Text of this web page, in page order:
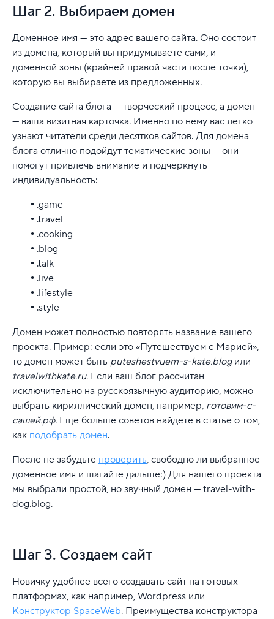
Шаг 2. Выбираем домен
Доменное имя — это адрес вашего сайта. Оно состоит
из домена, который вы придумываете сами, и
доменной зоны (крайней правой части после точки),
которую вы выбираете из предложенных.
Создание сайта блога — творческий процесс, а домен
— ваша визитная карточка. Именно по нему вас легко
узнают читатели среди десятков сайтов. Для домена
блога отлично подойдут тематические зоны — они
помогут привлечь внимание и подчеркнуть
индивидуальность:
.game
.travel
.cooking
.blog
.talk
.live
.lifestyle
.style
Домен может полностью повторять название вашего
проекта. Пример: если это «Путешествуем с Марией»,
то домен может быть puteshestvuem-s-kate.blogили
travelwithkate.ru. Если ваш блог рассчитан
исключительно на русскоязычную аудиторию, можно
выбрать кириллический домен, например, готовим-с-
сашей.рф. Еще больше советов найдете в статье о том,
как подобрать домен.
После не забудьте проверить, свободно ли выбранное
доменное имя и шагайте дальше:) Для нашего проекта
мы выбрали простой, но звучный домен — travel-with-
dog.blog.
Шаг 3. Создаем сайт
Новичку удобнее всего создавать сайт на готовых
платформах, как например, Wordpress или
Конструктор SpaceWeb. Преимущества конструктора